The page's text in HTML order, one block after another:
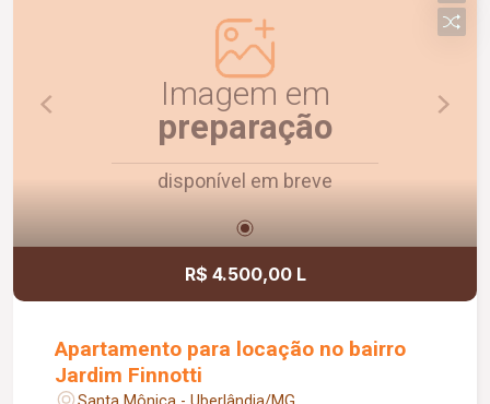
Imagem em
preparação
disponível em breve
R$ 4.500,00 L
Apartamento para locação no bairro
Jardim Finnotti